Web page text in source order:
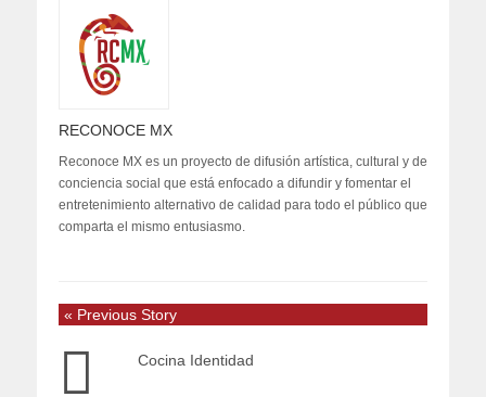
RECONOCE MX
Reconoce MX es un proyecto de difusión artística, cultural y de
conciencia social que está enfocado a difundir y fomentar el
entretenimiento alternativo de calidad para todo el público que
comparta el mismo entusiasmo.
« Previous Story
Cocina Identidad